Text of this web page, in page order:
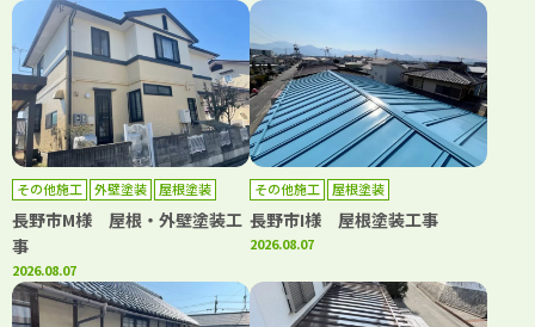
その他施工 外壁塗装 屋根塗装
長野市M様 屋根・外壁塗装工
事
2026.08.07
その他施工 屋根塗装
長野市I様 屋根塗装工事
2026.08.07